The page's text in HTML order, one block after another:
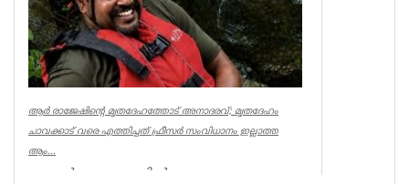
ആര്‍ രാജേഷിന്റെ മൃതദേഹത്തോട് അനാദരവ്; മൃതദേഹം
ചാവക്കാട് വരെ എത്തിച്ചത് ഫ്രീസര്‍ സംവിധാനം ഇല്ലാത്ത
ആം...
കണ്ണൂര്‍ ചെറുപുഴയില്‍